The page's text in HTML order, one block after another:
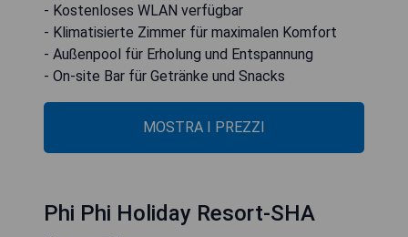
- Kostenloses WLAN verfügbar
- Klimatisierte Zimmer für maximalen Komfort
- Außenpool für Erholung und Entspannung
- On-site Bar für Getränke und Snacks
MOSTRA I PREZZI
Phi Phi Holiday Resort-SHA